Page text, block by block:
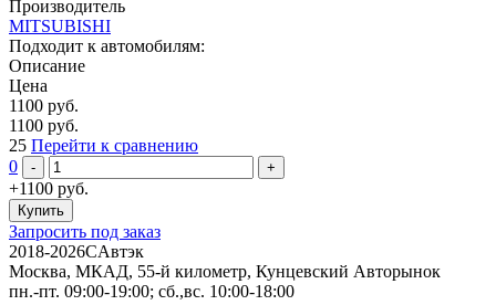
Производитель
MITSUBISHI
Подходит к автомобилям:
Описание
Цена
1100 руб.
1100 руб.
25 Перейти к сравнению
0
+1100 руб.
Запросить под заказ
2018-2026CАвтэк
Москва, МКАД, 55-й километр, Кунцевский Авторынок
пн.-пт. 09:00-19:00; сб.,вс. 10:00-18:00